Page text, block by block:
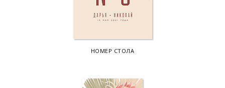
НОМЕР СТОЛА